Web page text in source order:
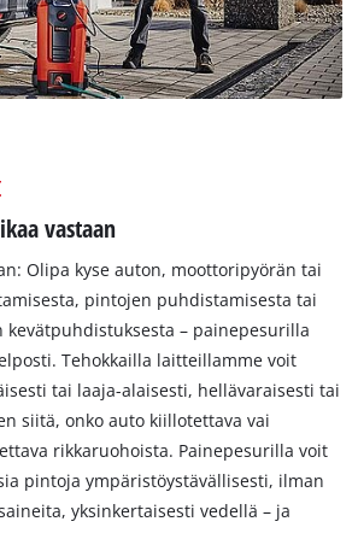
vastaan
Olipa kyse auton, moottoripyörän tai
pintojen puhdistamisesta tai
– painepesurilla
Tehokkailla laitteillamme voit
tai laaja-alaisesti, hellävaraisesti tai
siitä, onko auto kiillotettava vai
rikkaruohoista. Painepesurilla voit
pintoja ympäristöystävällisesti, ilman
yksinkertaisesti vedellä – ja